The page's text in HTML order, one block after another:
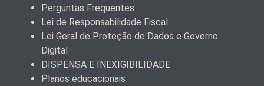
Perguntas Frequentes
Lei de Responsabilidade Fiscal
Lei Geral de Proteção de Dados e Governo
Digital
DISPENSA E INEXIGIBILIDADE
Planos educacionais